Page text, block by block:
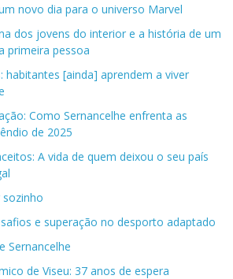
novo dia para o universo Marvel
dos jovens do interior e a história de um
primeira pessoa
habitantes [ainda] aprendem a viver
Como Sernancelhe enfrenta as
de 2025
A vida de quem deixou o seu país
sozinho
e superação no desporto adaptado
Sernancelhe
de Viseu: 37 anos de espera